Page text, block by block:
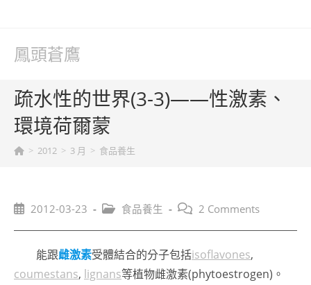
鳳頭蒼鷹
疏水性的世界(3-3)——性激素、
環境荷爾蒙
> 2012 > 3 月 > 食品養生
Post2012-03-23
Post 食品養生
Post 2 Comments
能跟雌激素受體結合的分子包括isoflavones,
coumestans, lignans等植物雌激素(phytoestrogen)。